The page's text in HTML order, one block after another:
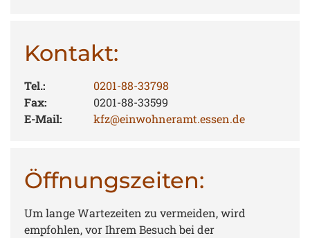
Kontakt:
Tel.:
0201-88-33798
Fax:
0201-88-33599
E-Mail:
kfz@einwohneramt.essen.de
Öffnungszeiten:
Um lange Wartezeiten zu vermeiden, wird
empfohlen, vor Ihrem Besuch bei der